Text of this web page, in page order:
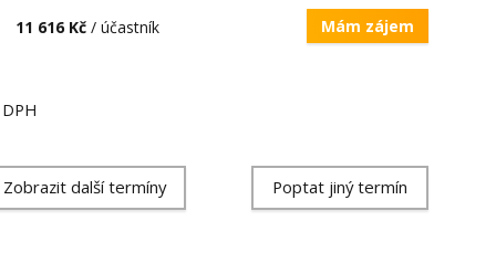
11 616 Kč / účastník Mám zájem
Zobrazit další termíny Poptat jiný termín